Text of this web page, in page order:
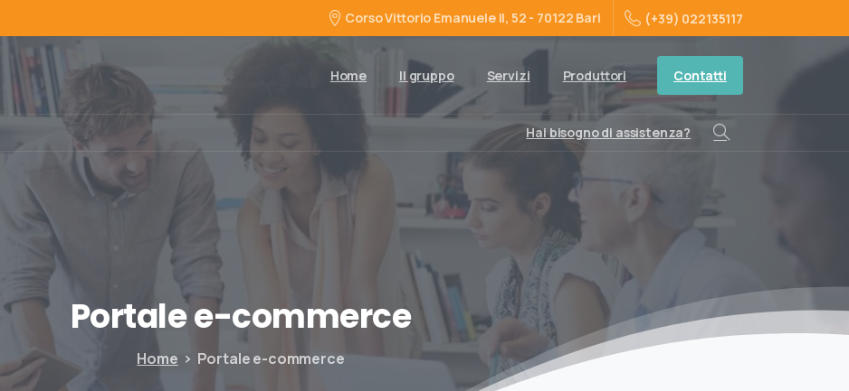
Corso Vittorio Emanuele II, 52 - 70122 Bari (+39) 022135117
Home Il gruppo Servizi Produttori Contatti
Hai bisogno di assistenza?
Portalee-commerce
Home Portale e-commerce